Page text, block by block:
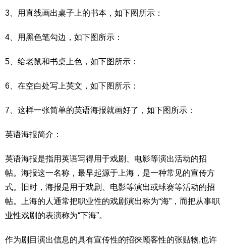
3、用直线画出桌子上的书本，如下图所示：
4、用黑色笔勾边，如下图所示：
5、给老鼠和书桌上色，如下图所示：
6、在空白处写上英文，如下图所示：
7、这样一张简单的英语海报就画好了，如下图所示：
英语海报简介：
英语海报是指用英语写得用于戏剧、电影等演出活动的招
帖。海报这一名称，最早起源于上海，是一种常见的宣传方
式。旧时，海报是用于戏剧、电影等演出或球赛等活动的招
帖。上海的人通常把职业性的戏剧演出称为“海”，而把从事职
业性戏剧的表演称为“下海”。
作为剧目演出信息的具有宣传性的招徕顾客性的张贴物,也许